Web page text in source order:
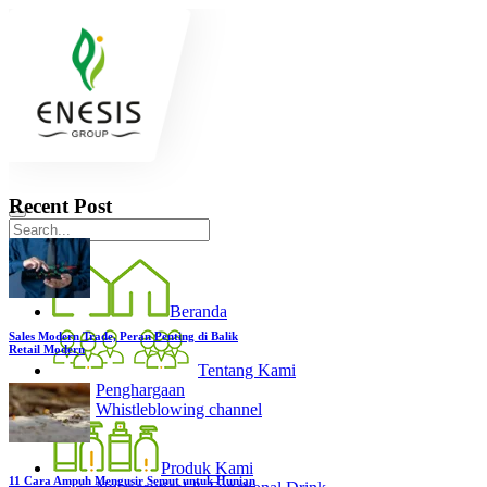
Beranda
Tentang Kami
Penghargaan
Whistleblowing channel
Produk Kami
Recent Post
Sales Modern Trade, Peran Penting di Balik
Retail Modern
11 Cara Ampuh Mengusir Semut untuk Hunian